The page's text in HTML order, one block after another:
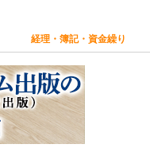
経理・簿記・資金繰り